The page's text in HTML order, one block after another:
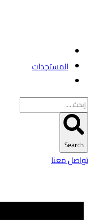
المستجدات
Search
تواصل معنا